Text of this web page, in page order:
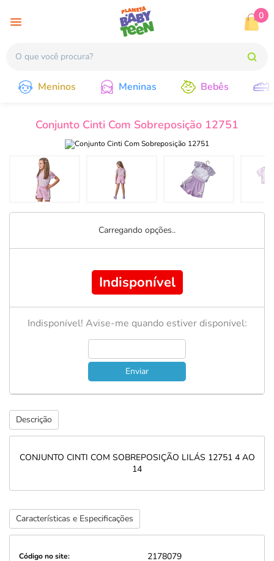
0
Meninos Meninas Bebês
Conjunto Cinti Com Sobreposição 12751
Carregando opções..
Indisponível
Indisponível! Avise-me quando estiver disponível:
Enviar
Descrição
CONJUNTO CINTI COM SOBREPOSIÇÃO LILÁS 12751 4 AO
14
Características e Especificações
Código no site: 2178079